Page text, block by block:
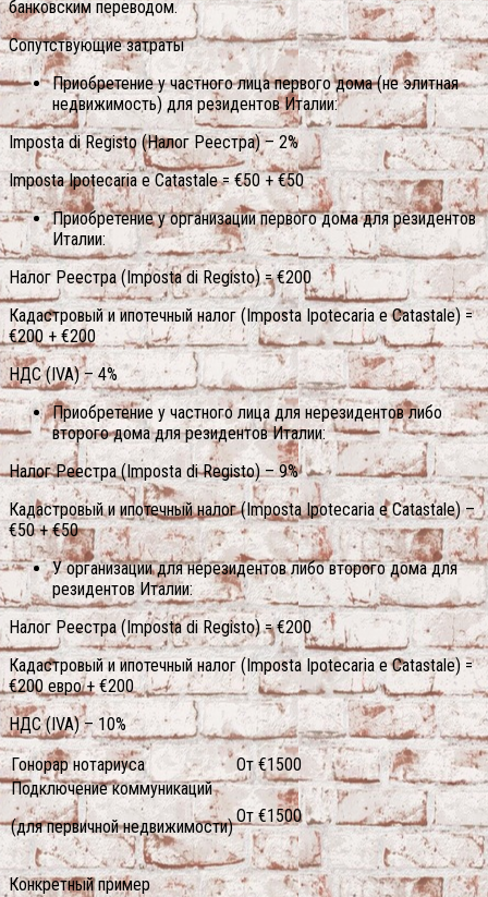
банковским переводом.
Сопутствующие затраты
Приобретение у частного лица первого дома (не элитная
недвижимость) для резидентов Италии:
Imposta di Registo (Налог Реестра) – 2%
Imposta Ipotecaria e Catastale = €50 + €50
Приобретение у организации первого дома для резидентов
Италии:
Налог Реестра (Imposta di Registo) = €200
Кадастровый и ипотечный налог (Imposta Ipotecaria e Catastale) =
€200 + €200
НДС (IVA) – 4%
Приобретение у частного лица для нерезидентов либо
второго дома для резидентов Италии:
Налог Реестра (Imposta di Registo) – 9%
Кадастровый и ипотечный налог (Imposta Ipotecaria e Catastale) –
€50 + €50
У организации для нерезидентов либо второго дома для
резидентов Италии:
Налог Реестра (Imposta di Registo) = €200
Кадастровый и ипотечный налог (Imposta Ipotecaria e Catastale) =
€200 евро + €200
НДС (IVA) – 10%
Гонорар нотариуса
От €1500
Подключение коммуникаций
(для первичной недвижимости)
От €1500
Конкретный пример